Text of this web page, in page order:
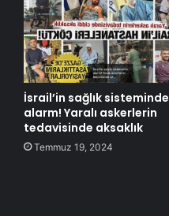
İsrail’in sağlık sisteminde
alarm! Yaralı askerlerin
tedavisinde aksaklık
Temmuz 19, 2024